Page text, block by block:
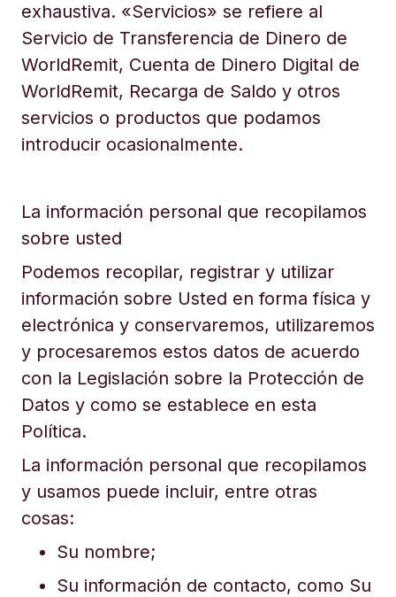
exhaustiva. «Servicios» se refiere al
Servicio de Transferencia de Dinero de
WorldRemit, Cuenta de Dinero Digital de
WorldRemit, Recarga de Saldo y otros
servicios o productos que podamos
introducir ocasionalmente.
La información personal que recopilamos
sobre usted
Podemos recopilar, registrar y utilizar
información sobre Usted en forma física y
electrónica y conservaremos, utilizaremos
y procesaremos estos datos de acuerdo
con la Legislación sobre la Protección de
Datos y como se establece en esta
Política.
La información personal que recopilamos
y usamos puede incluir, entre otras
cosas:
Su nombre;
Su información de contacto, como Su